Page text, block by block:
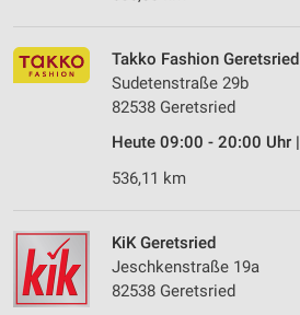
Takko Fashion Geretsried
Sudetenstraße 29b
82538 Geretsried
Heute 09:00 - 20:00 Uhr |
536,11 km
KiK Geretsried
Jeschkenstraße 19a
82538 Geretsried